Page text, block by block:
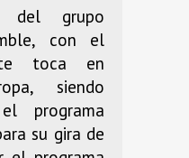
del grupo
con el
toca en
siendo
programa
su gira de